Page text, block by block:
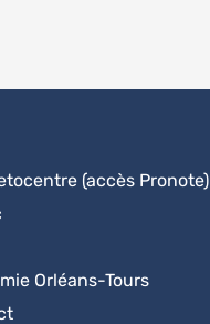
(accès Pronote)
Orléans-Tours